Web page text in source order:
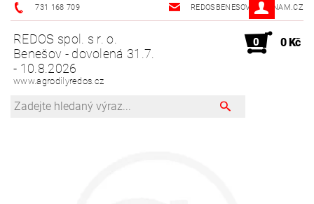
731 168 709 REDOSBENESOV@SEZNAM.CZ
REDOS spol. s r. o.
Benešov - dovolená 31.7.
- 10.8.2026
www.agrodilyredos.cz
0 0 Kč